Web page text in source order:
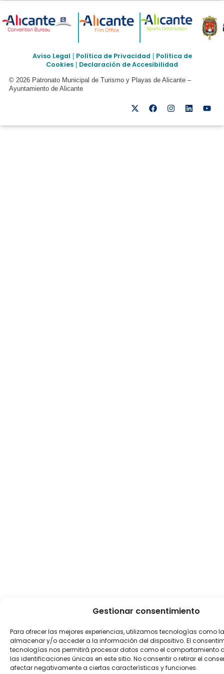
Gestionar consentimiento
Para ofrecer las mejores experiencias, utilizamos tecnologías como
almacenar y/o acceder a la información del dispositivo. El
tecnologías nos permitirá procesar datos como el comportamiento
las identificaciones únicas en este sitio. No consentir o retirar el
afectar negativamente a ciertas características y funciones.
Aviso Legal Política de Privacidad
Política de
Cookies
Declaración de Accesibilidad
© 2026 Patronato Municipal de Turismo y Playas de Alicante –
Ayuntamiento de Alicante